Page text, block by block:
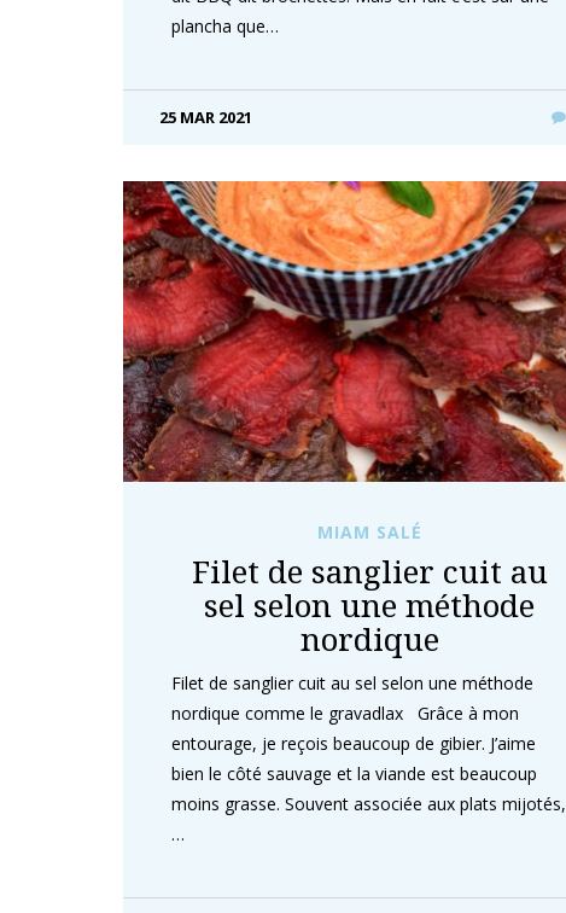
plancha que…
25 MAR 2021
MIAM SALÉ
Filet de sanglier cuit au
sel selon une méthode
nordique
Filet de sanglier cuit au sel selon une méthode
nordique comme le gravadlax Grâce à mon
entourage, je reçois beaucoup de gibier. J’aime
bien le côté sauvage et la viande est beaucoup
moins grasse. Souvent associée aux plats mijotés,
…